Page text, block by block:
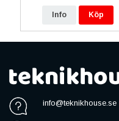
Info Köp
info@teknikhouse.se